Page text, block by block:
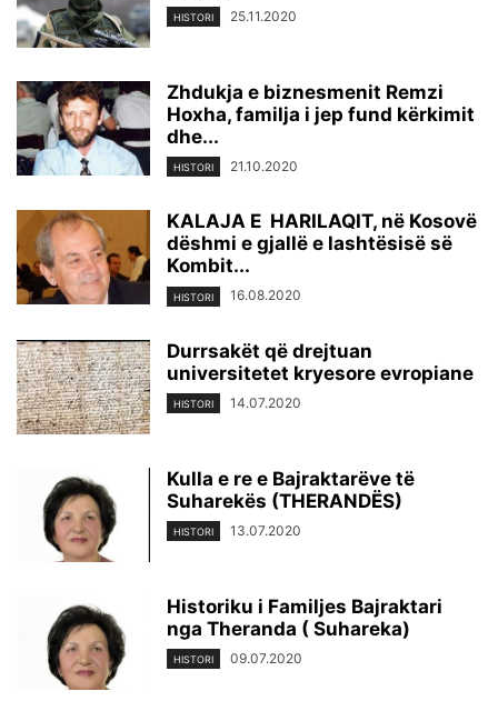
HISTORI 25.11.2020
Zhdukja e biznesmenit Remzi
Hoxha, familja i jep fund kërkimit
dhe...
HISTORI 21.10.2020
KALAJA E HARILAQIT, në Kosovë
dëshmi e gjallë e lashtësisë së
Kombit...
HISTORI 16.08.2020
Durrsakët që drejtuan
universitetet kryesore evropiane
HISTORI 14.07.2020
Kulla e re e Bajraktarëve të
Suharekës (THERANDËS)
HISTORI 13.07.2020
Historiku i Familjes Bajraktari
nga Theranda ( Suhareka)
HISTORI 09.07.2020